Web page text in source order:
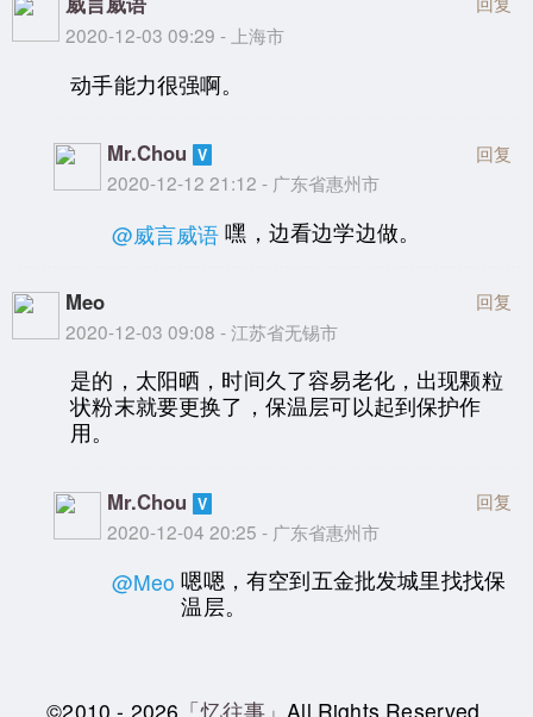
2020-12-03 09:29 - 上海市
动手能力很强啊。
Mr.Chou
2020-12-12 21:12 - 广东省惠州市
回复
@威言威语 嘿，边看边学边做。
Meo
2020-12-03 09:08 - 江苏省无锡市
回复
是的，太阳晒，时间久了容易老化，出现颗粒
状粉末就要更换了，保温层可以起到保护作
用。
Mr.Chou
2020-12-04 20:25 - 广东省惠州市
回复
@Meo 嗯嗯，有空到五金批发城里找找保
温层。
©2010 - 2026 「忆往事」 All Rights Reserved.